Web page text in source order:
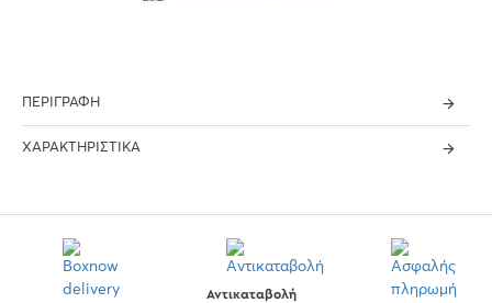
ΠΕΡΙΓΡΑΦΉ
ΧΑΡΑΚΤΗΡΙΣΤΙΚΆ
Αντικαταβολή